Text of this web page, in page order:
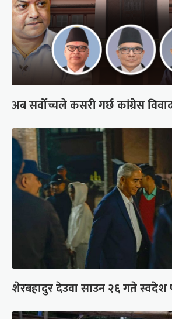
अब सर्वोच्चले कसरी गर्छ कांग्रेस
शेरबहादुर देउवा साउन २६ गते स्वदेश